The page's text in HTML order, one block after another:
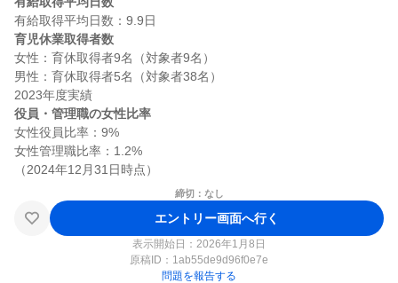
育児休業取得者数
女性：育休取得者9名（対象者9名）
男性：育休取得者5名（対象者38名）
役員・管理職の女性比率
女性役員比率：9%
女性管理職比率：1.2%
締切：なし
エントリー画面へ行く
表示開始日：2026年1月8日
原稿ID： 1ab55de9d96f0e7e
問題を報告する